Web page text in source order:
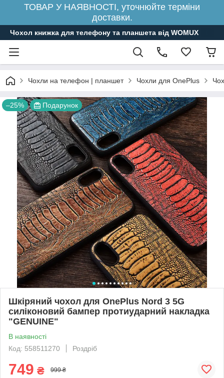
ТОВАР У НАЯВНОСТІ, уточнюйте терміни
доставки.
Чохол книжка для телефону та планшета від WOMUX
Чохли на телефон | планшет Чохли для OnePlus
–25% Подарунок
Шкіряний чохол для OnePlus Nord 3 5G
силіконовий бампер протиударний накладка
"GENUINE"
В наявності
Код: 558511270
Роздріб
749 ₴ 999 ₴